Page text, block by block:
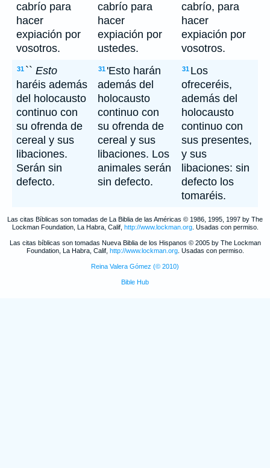
cabrío para
hacer
expiación por
vosotros.
cabrío para
hacer
expiación por
ustedes.
cabrío, para
hacer
expiación por
vosotros.
31 `` Esto
haréis además
del holocausto
continuo con
su ofrenda de
cereal y sus
libaciones.
Serán sin
defecto.
31 'Esto harán
además del
holocausto
continuo con
su ofrenda de
cereal y sus
libaciones. Los
animales serán
sin defecto.
31 Los
ofreceréis,
además del
holocausto
continuo con
sus presentes,
y sus
libaciones: sin
defecto los
tomaréis.
Las citas Bíblicas son tomadas de La Biblia de las Américas © 1986, 1995, 1997 by The
Lockman Foundation, La Habra, Calif, http://www.lockman.org. Usadas con permiso.
Las citas bíblicas son tomadas Nueva Biblia de los Hispanos © 2005 by The Lockman
Foundation, La Habra, Calif, http://www.lockman.org. Usadas con permiso.
Reina Valera Gómez (© 2010)
Bible Hub